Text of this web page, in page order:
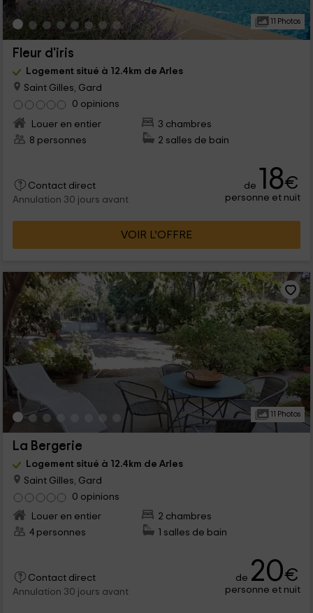
11 Photos
Fleur d'iris
Logement situé à 12.4km de Arles
Saint Gilles, Gard
0 opinions
Louer en entier
3 chambres
8 personnes
2 salles de bain
Contact direct
Annulation 30 jours avant
de 18€
personne et nuit
VOIR L’OFFRE
11 Photos
La Bergerie
Logement situé à 12.4km de Arles
Saint Gilles, Gard
0 opinions
Louer en entier
2 chambres
4 personnes
1 salles de bain
Contact direct
Annulation 30 jours avant
de 20€
personne et nuit